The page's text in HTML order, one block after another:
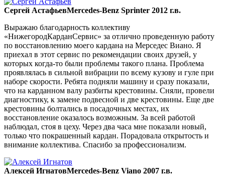
Сергей АстафьевMercedes-Benz Sprinter 2012 г.в.
Выражаю благодарность коллективу
«НижегородКарданСервис» за отлично проведенную работу
по восстановлению моего кардана на Мерседес Виано. Я
приехал в этот сервис по рекомендации своих друзей, у
которых когда-то были проблемы такого плана. Проблема
проявлялась в сильной вибрации по всему кузову и гуле при
наборе скорости. Ребята подняли машину и сразу показали,
что на карданном валу разбиты крестовины. Сняли, провели
диагностику, к замене подвесной и две крестовины. Еще две
крестовины болтались в посадочных местах, их
восстановление оказалось возможным. За всей работой
наблюдал, стоя в цеху. Через два часа мне показали новый,
только что покрашенный кардан. Порадовала открытость и
внимание коллектива. Спасибо за профессионализм.
Алексей ИгнатовMercedes-Benz Viano 2007 г.в.